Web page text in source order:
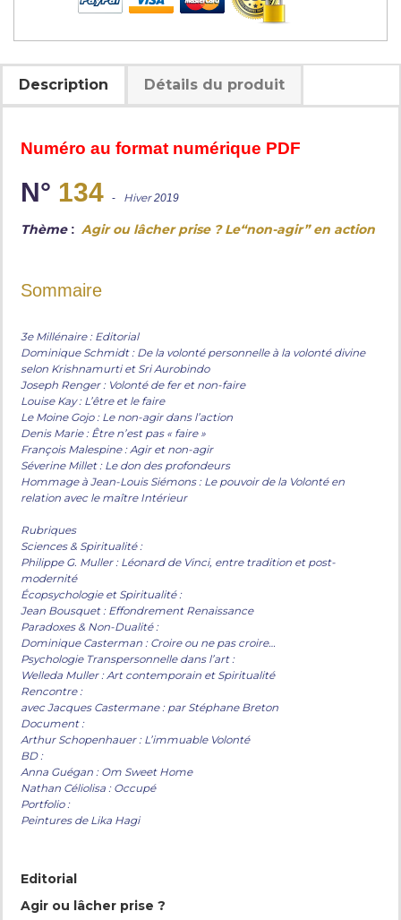
Description Détails du produit
Numéro au format numérique PDF
N° 134 - Hiver2019
Thème: Agir ou lâcher prise ? Le“non-agir” en action
Sommaire
3e Millénaire : Editorial
Dominique Schmidt : De la volonté personnelle à la volonté divine
selon Krishnamurti et Sri Aurobindo
Joseph Renger : Volonté de fer et non-faire
Louise Kay : L’être et le faire
Le Moine Gojo : Le non-agir dans l’action
Denis Marie : Être n’est pas « faire »
François Malespine : Agir et non-agir
Séverine Millet : Le don des profondeurs
Hommage à Jean-Louis Siémons : Le pouvoir de la Volonté en
relation avec le maître Intérieur
Rubriques
Sciences & Spiritualité :
Philippe G. Muller : Léonard de Vinci, entre tradition et post-
modernité
Écopsychologie et Spiritualité :
Jean Bousquet : Effondrement Renaissance
Paradoxes & Non-Dualité :
Dominique Casterman : Croire ou ne pas croire…
Psychologie Transpersonnelle dans l’art :
Welleda Muller : Art contemporain et Spiritualité
Rencontre :
avec Jacques Castermane : par Stéphane Breton
Document :
Arthur Schopenhauer : L’immuable Volonté
BD :
Anna Guégan : Om Sweet Home
Nathan Céliolisa : Occupé
Portfolio :
Peintures de Lika Hagi
Editorial
Agir ou lâcher prise ?